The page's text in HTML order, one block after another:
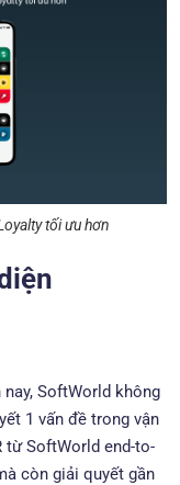
tối ưu hơn
SoftWorld không
1 vấn đề trong vận
từ SoftWorld end-to-
còn giải quyết gần